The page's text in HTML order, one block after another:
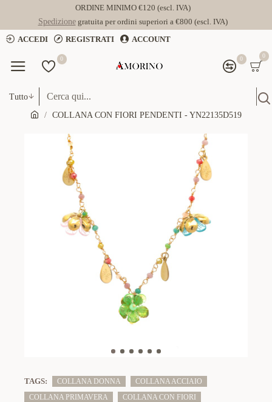
ORDINE MINIMO €120 (escl. IVA)
Spedizionegratuita per ordini superiori a €800 (escl. IVA)
ACCEDI
REGISTRATI ACCOUNT
0 0 0
Tutto
COLLANA CON FIORI PENDENTI - YN22135D519
TAGS: COLLANA DONNA
COLLANA ACCIAIO
COLLANA PRIMAVERA
COLLANA CON FIORI